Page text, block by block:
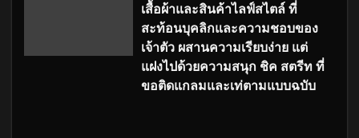
เสื้อผ้าและสินค้าไลฟ์สไตล์ ที่
สะท้อนบุคลิกและความชอบของ
เจ้าตัว ผสานความเรียบง่าย แต่
แฝงไปด้วยความสนุก ชิค สตรีท ที่
ขอติดแกลมและเท่ตามแบบฉบับ